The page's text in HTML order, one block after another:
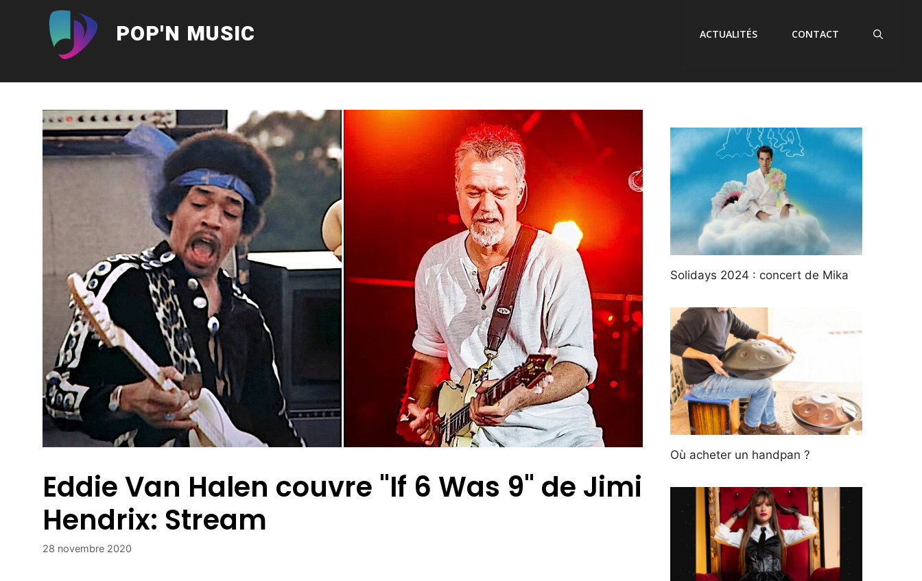
POP'N MUSIC ACTUALITÉS CONTACT
Eddie Van Halen couvre "If 6 Was 9" de Jimi
Hendrix: Stream
28 novembre 2020
Solidays 2024 : concert de Mika
Où acheter un handpan ?